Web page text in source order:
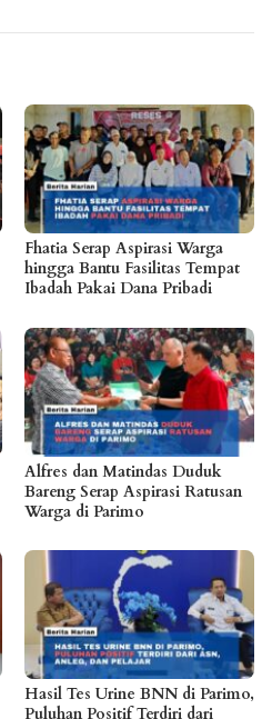
Fhatia Serap Aspirasi Warga
hingga Bantu Fasilitas Tempat
Ibadah Pakai Dana Pribadi
Alfres dan Matindas Duduk
Bareng Serap Aspirasi Ratusan
Warga di Parimo
Hasil Tes Urine BNN di Parimo,
Puluhan Positif Terdiri dari